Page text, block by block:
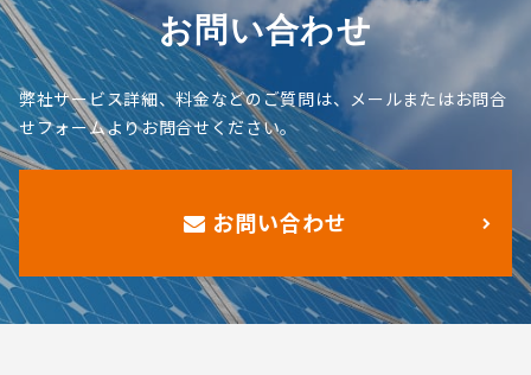
お問い合わせ
弊社サービス詳細、料金などのご質問は、メールまたはお問合
せフォームよりお問合せください。
お問い合わせ